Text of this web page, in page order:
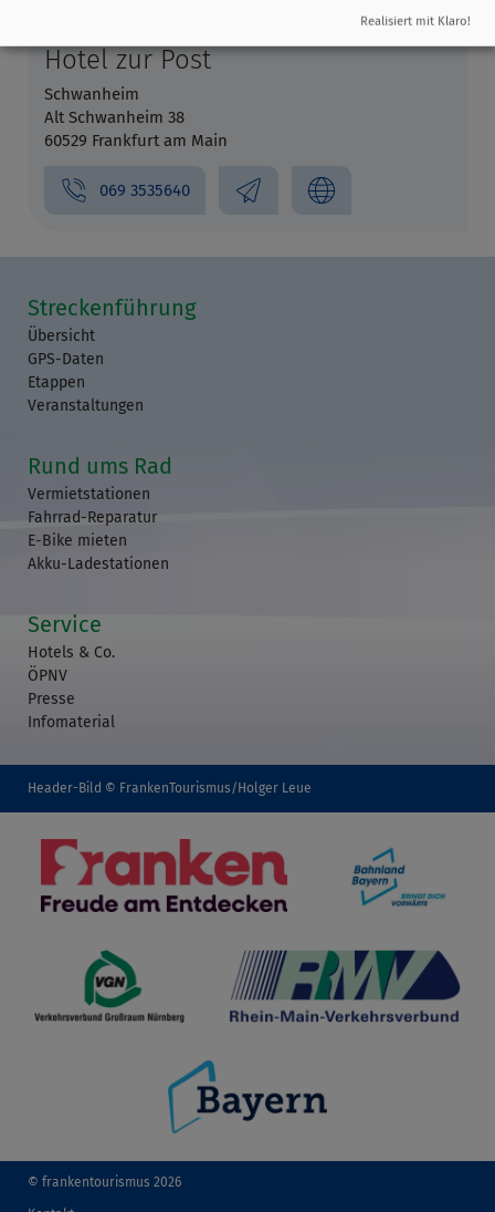
Hotel zur Post
Schwanheim
Alt Schwanheim 38
60529 Frankfurt am Main
069 3535640
Streckenführung
Übersicht
GPS-Daten
Etappen
Veranstaltungen
Rund ums Rad
Vermietstationen
Fahrrad-Reparatur
E-Bike mieten
Akku-Ladestationen
Service
Hotels & Co.
ÖPNV
Presse
Infomaterial
Header-Bild © FrankenTourismus/Holger Leue
© frankentourismus 2026
Realisiert mit Klaro!